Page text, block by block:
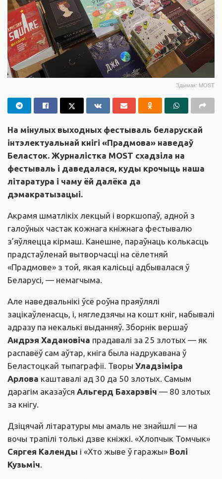
Здымак: MOST
На мінулых выходных фестываль беларускай
інтэлектуальнай кнігі «Прадмова» наведаў
Беласток. Журналістка MOST схадзіла на
фестываль і даведалася, куды крочыць наша
літаратура і чаму ёй далёка да
дэмакратызацыі.
Акрамя шматлікіх лекцый і воркшопаў, адной з
галоўных частак кожнага кніжнага фестывалю
з’яўляецца кірмаш. Канешне, параўнаць колькасць
прадстаўленай вытворчасці на сёлетняй
«Прадмове» з той, якая калісьці адбывалася ў
Беларусі, — немагчыма.
Але наведвальнікі ўсё роўна праяўлялі
зацікаўленасць, і, нягледзячы на кошт кніг, набывалі
адразу па некалькі выданняў. Зборнік вершаў
Андрэя Хадановіча прадавалі за 25 злотых — як
распавёў сам аўтар, кніга была надрукавана ў
Беластоцкай тыпаграфіі. Творы Уладзіміра
Арлова каштавалі ад 30 да 50 злотых. Самым
дарагім аказаўся Альгерд Бахарэвіч — 80 злотых
за кнігу.
Дзіцячай літаратуры мы амаль не знайшлі — на
вочы трапілі толькі дзве кніжкі. «Хлопчык Томчык»
Сяргея Календы і «Хто жыве ў гаражы» Волі
Кузьміч.